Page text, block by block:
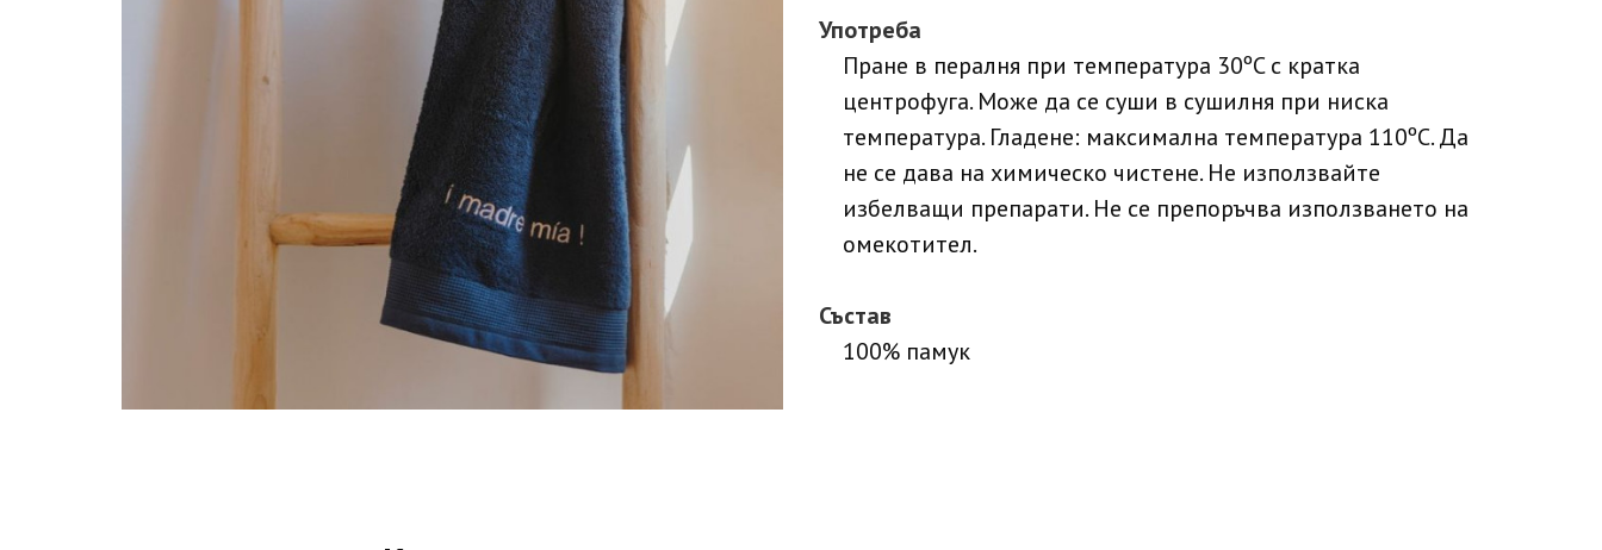
Употреба
Пране в пералня при температура 30ºC с кратка
центрофуга. Може да се суши в сушилня при ниска
температура. Гладене: максимална температура 110ºC. Да
не се дава на химическо чистене. Не използвайте
избелващи препарати. Не се препоръчва използването на
омекотител.
Състав
100% памук